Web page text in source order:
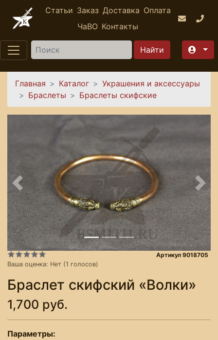
Перейти к основному содержанию
Статьи Заказ Доставка Оплата
ЧаВО Контакты
Найти
Вы здесь
Главная Каталог
Украшения и аксессуары
Браслеты
Браслеты скифские
Предыдущее
Ваша оценка: Нет (1 голосов)
Артикул 9018705
Браслет скифский «Волки»
1,700 руб.
Параметры: